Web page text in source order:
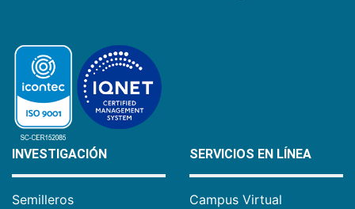
INVESTIGACIÓN
Semilleros
SERVICIOS EN LÍNEA
Campus Virtual